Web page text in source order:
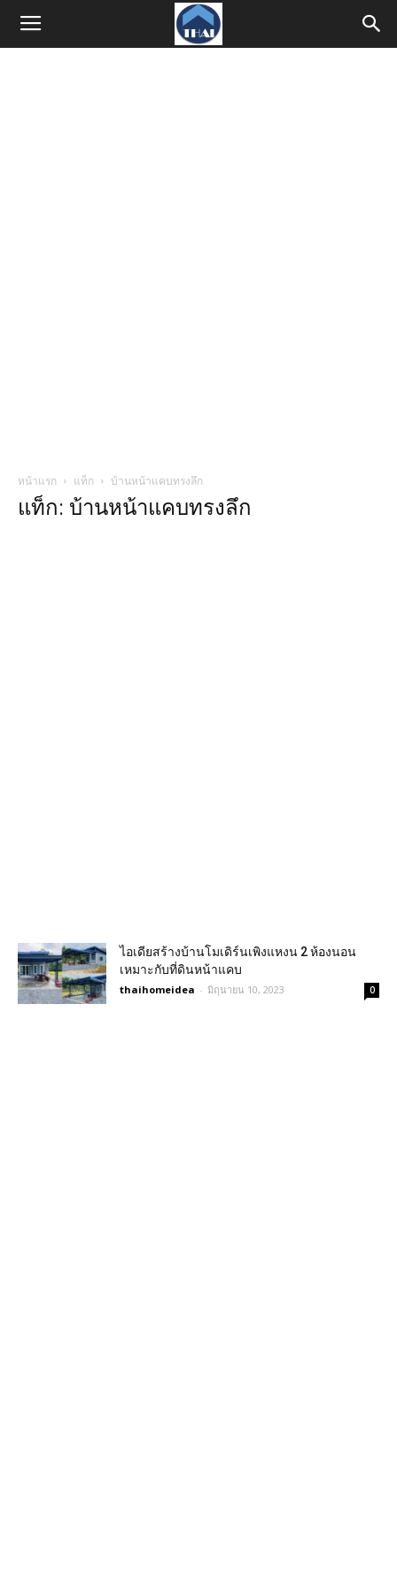
หน้าแรก แท็ก บ้านหน้าแคบทรงลึก
แท็ก: บ้านหน้าแคบทรงลึก
ไอเดียสร้างบ้านโมเดิร์นเพิงแหงน 2 ห้องนอน
เหมาะกับที่ดินหน้าแคบ
thaihomeidea - มิถุนายน 10, 2023 0